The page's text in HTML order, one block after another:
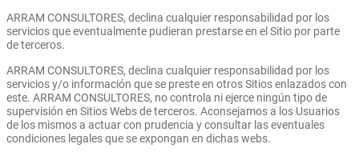
ARRAM CONSULTORES, declina cualquier responsabilidad por los
servicios que eventualmente pudieran prestarse en el Sitio por parte
de terceros.
ARRAM CONSULTORES, declina cualquier responsabilidad por los
servicios y/o información que se preste en otros Sitios enlazados con
este. ARRAM CONSULTORES, no controla ni ejerce ningún tipo de
supervisión en Sitios Webs de terceros. Aconsejamos a los Usuarios
de los mismos a actuar con prudencia y consultar las eventuales
condiciones legales que se expongan en dichas webs.